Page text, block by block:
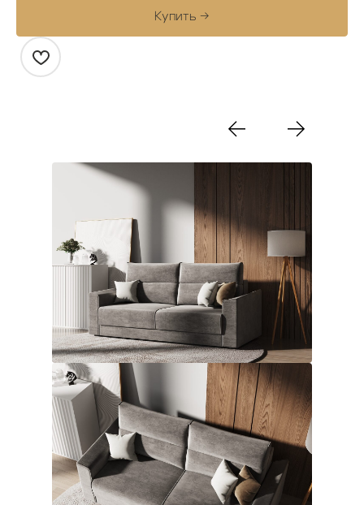
Купить →